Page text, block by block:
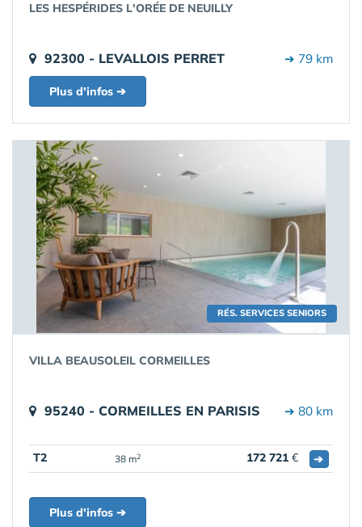
LES HESPÉRIDES L'ORÉE DE NEUILLY
92300 - LEVALLOIS PERRET ➔ 79 km
Plus d'infos ➔
RÉS. SERVICES SENIORS
VILLA BEAUSOLEIL CORMEILLES
95240 - CORMEILLES EN PARISIS ➔ 80 km
T2 38 m2 172 721 € ➔
Plus d'infos ➔